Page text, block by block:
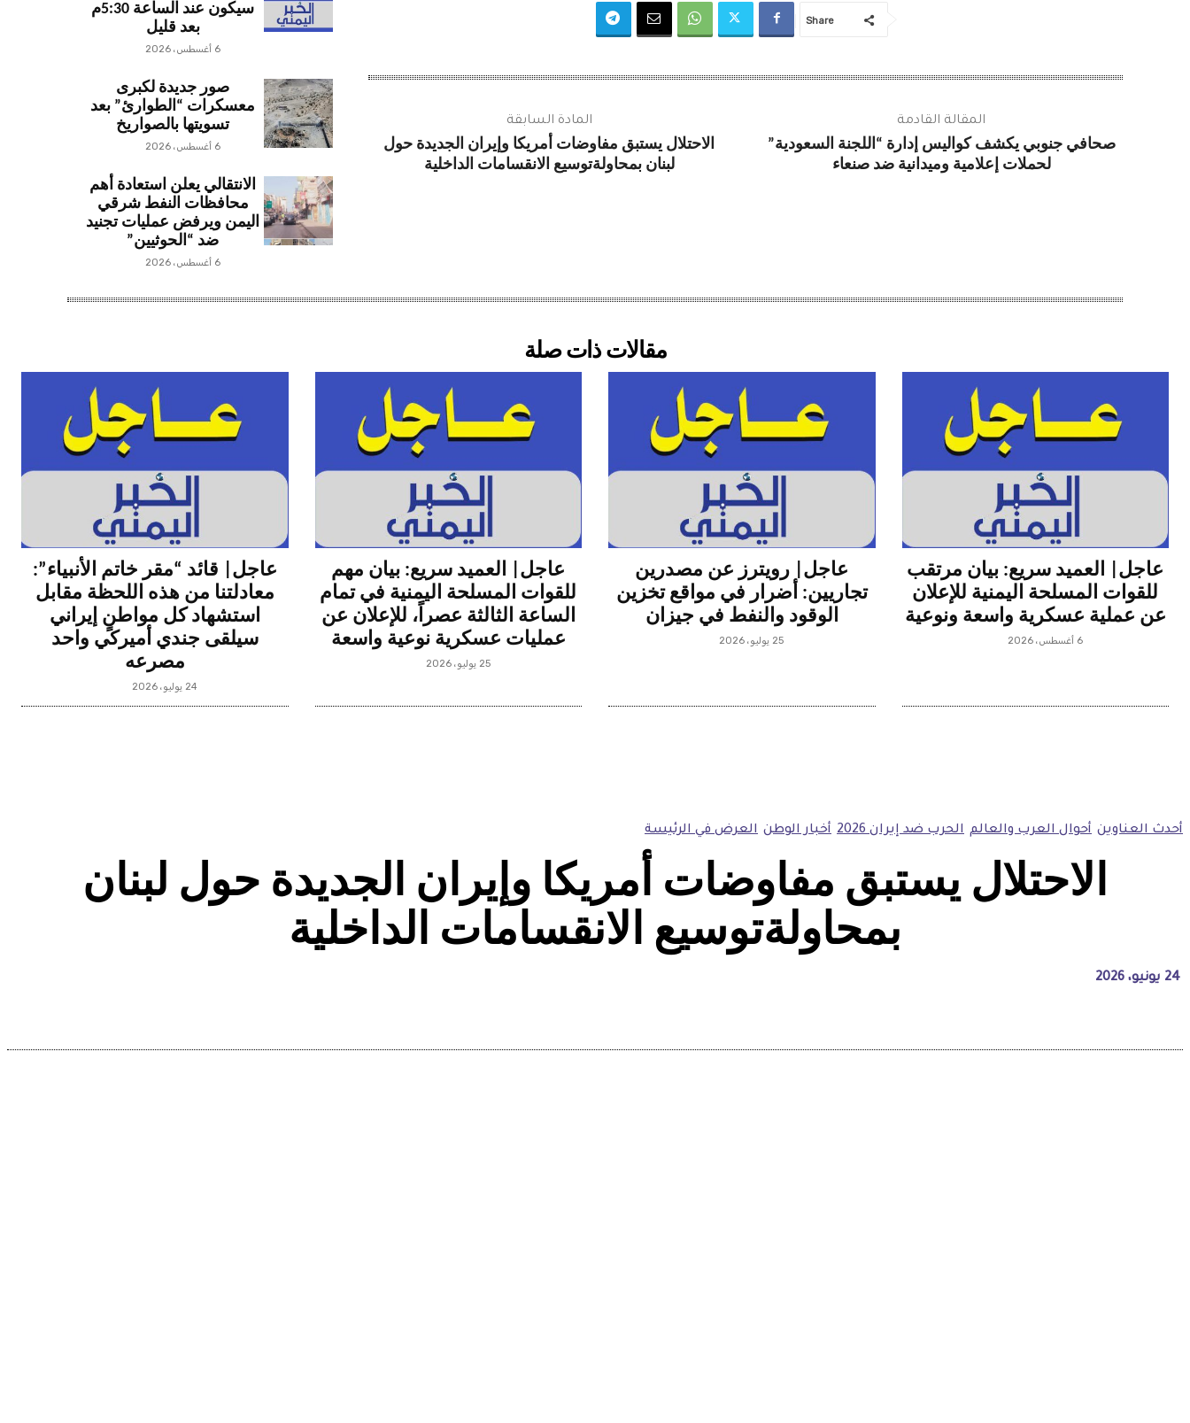
Share
المادة السابقة
الاحتلال يستبق مفاوضات أمريكا وإيران الجديدة حول
لبنان بمحاولةتوسيع الانقسامات الداخلية
المقالة القادمة
صحافي جنوبي يكشف كواليس إدارة “اللجنة السعودية”
لحملات إعلامية وميدانية ضد صنعاء
سيكون عند الساعة 5:30م
بعد قليل
6 أغسطس، 2026
صور جديدة لكبرى
معسكرات “الطوارئ” بعد
تسويتها بالصواريخ
6 أغسطس، 2026
الانتقالي يعلن استعادة أهم
محافظات النفط شرقي
اليمن ويرفض عمليات تجنيد
ضد “الحوثيين”
6 أغسطس، 2026
مقالات ذات صلة
عاجل| العميد سريع: بيان مرتقب
للقوات المسلحة اليمنية للإعلان
عن عملية عسكرية واسعة ونوعية
6 أغسطس، 2026
عاجل| رويترز عن مصدرين
تجاريين: أضرار في مواقع تخزين
الوقود والنفط في جيزان
25 يوليو، 2026
عاجل| العميد سريع: بيان مهم
للقوات المسلحة اليمنية في تمام
الساعة الثالثة عصراً، للإعلان عن
عمليات عسكرية نوعية واسعة
25 يوليو، 2026
عاجل| قائد “مقر خاتم الأنبياء”:
معادلتنا من هذه اللحظة مقابل
استشهاد كل مواطنٍ إيراني
سيلقى جندي أميركي واحد
مصرعه
24 يوليو، 2026